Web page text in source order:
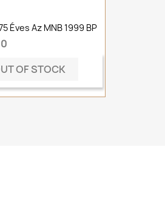
Éves Az MNB 1999 BP
OF STOCK